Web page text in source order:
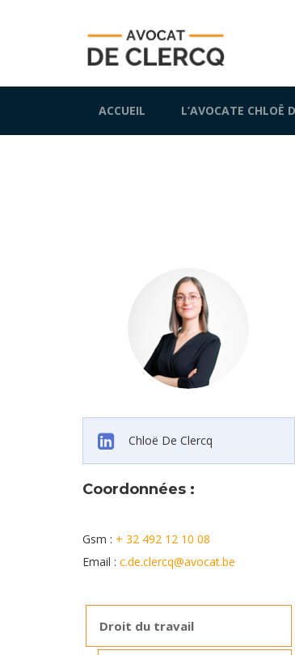
ACCUEIL L’AVOCATE CHLOË
Chloë De Clercq
Coordonnées :
Gsm : + 32 492 12 10 08
Email : c.de.clercq@avocat.be
Droit du travail